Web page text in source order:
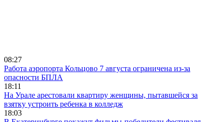
08:27
Работа аэропорта Кольцово 7 августа ограничена из-за
опасности БПЛА
18:11
На Урале арестовали квартиру женщины, пытавшейся за
взятку устроить ребенка в колледж
18:03